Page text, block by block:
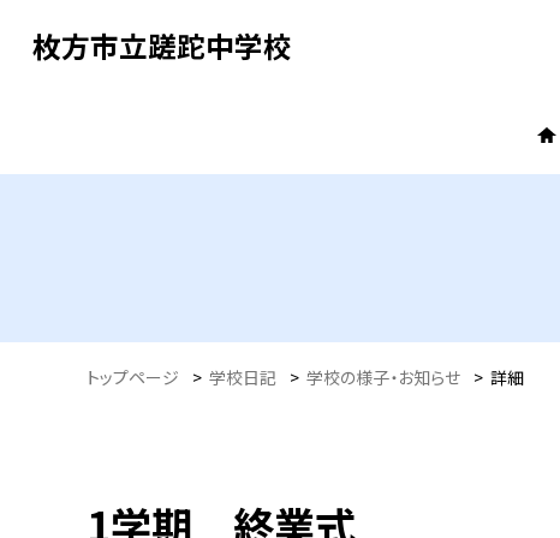
枚方市立蹉跎中学校
トップページ > 学校日記 > 学校の様子・お知らせ > 詳細
1学期 終業式